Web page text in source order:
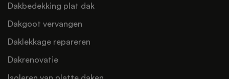
Dakbedekking plat dak
Dakgoot vervangen
Daklekkage repareren
Dakrenovatie